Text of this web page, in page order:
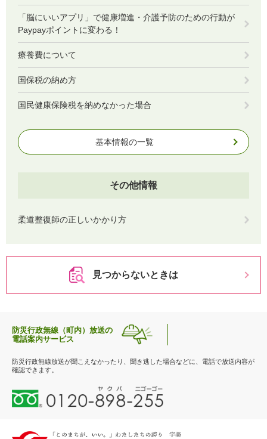
「脳にいいアプリ」で健康増進・介護予防のための行動が
Paypayポイントに変わる！
療養費について
国保税の納め方
国民健康保険税を納めなかった場合
基本情報の一覧
その他情報
柔道整復師の正しいかかり方
見つからないときは
防災行政無線（町内）放送の
電話案内サービス
防災行政無線放送が聞こえなかったり、聞き逃した場合などに、電話で放送内容が
確認できます。
0
1